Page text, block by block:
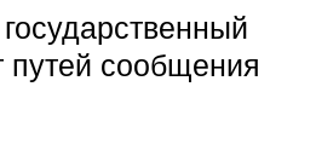
путей сообщения